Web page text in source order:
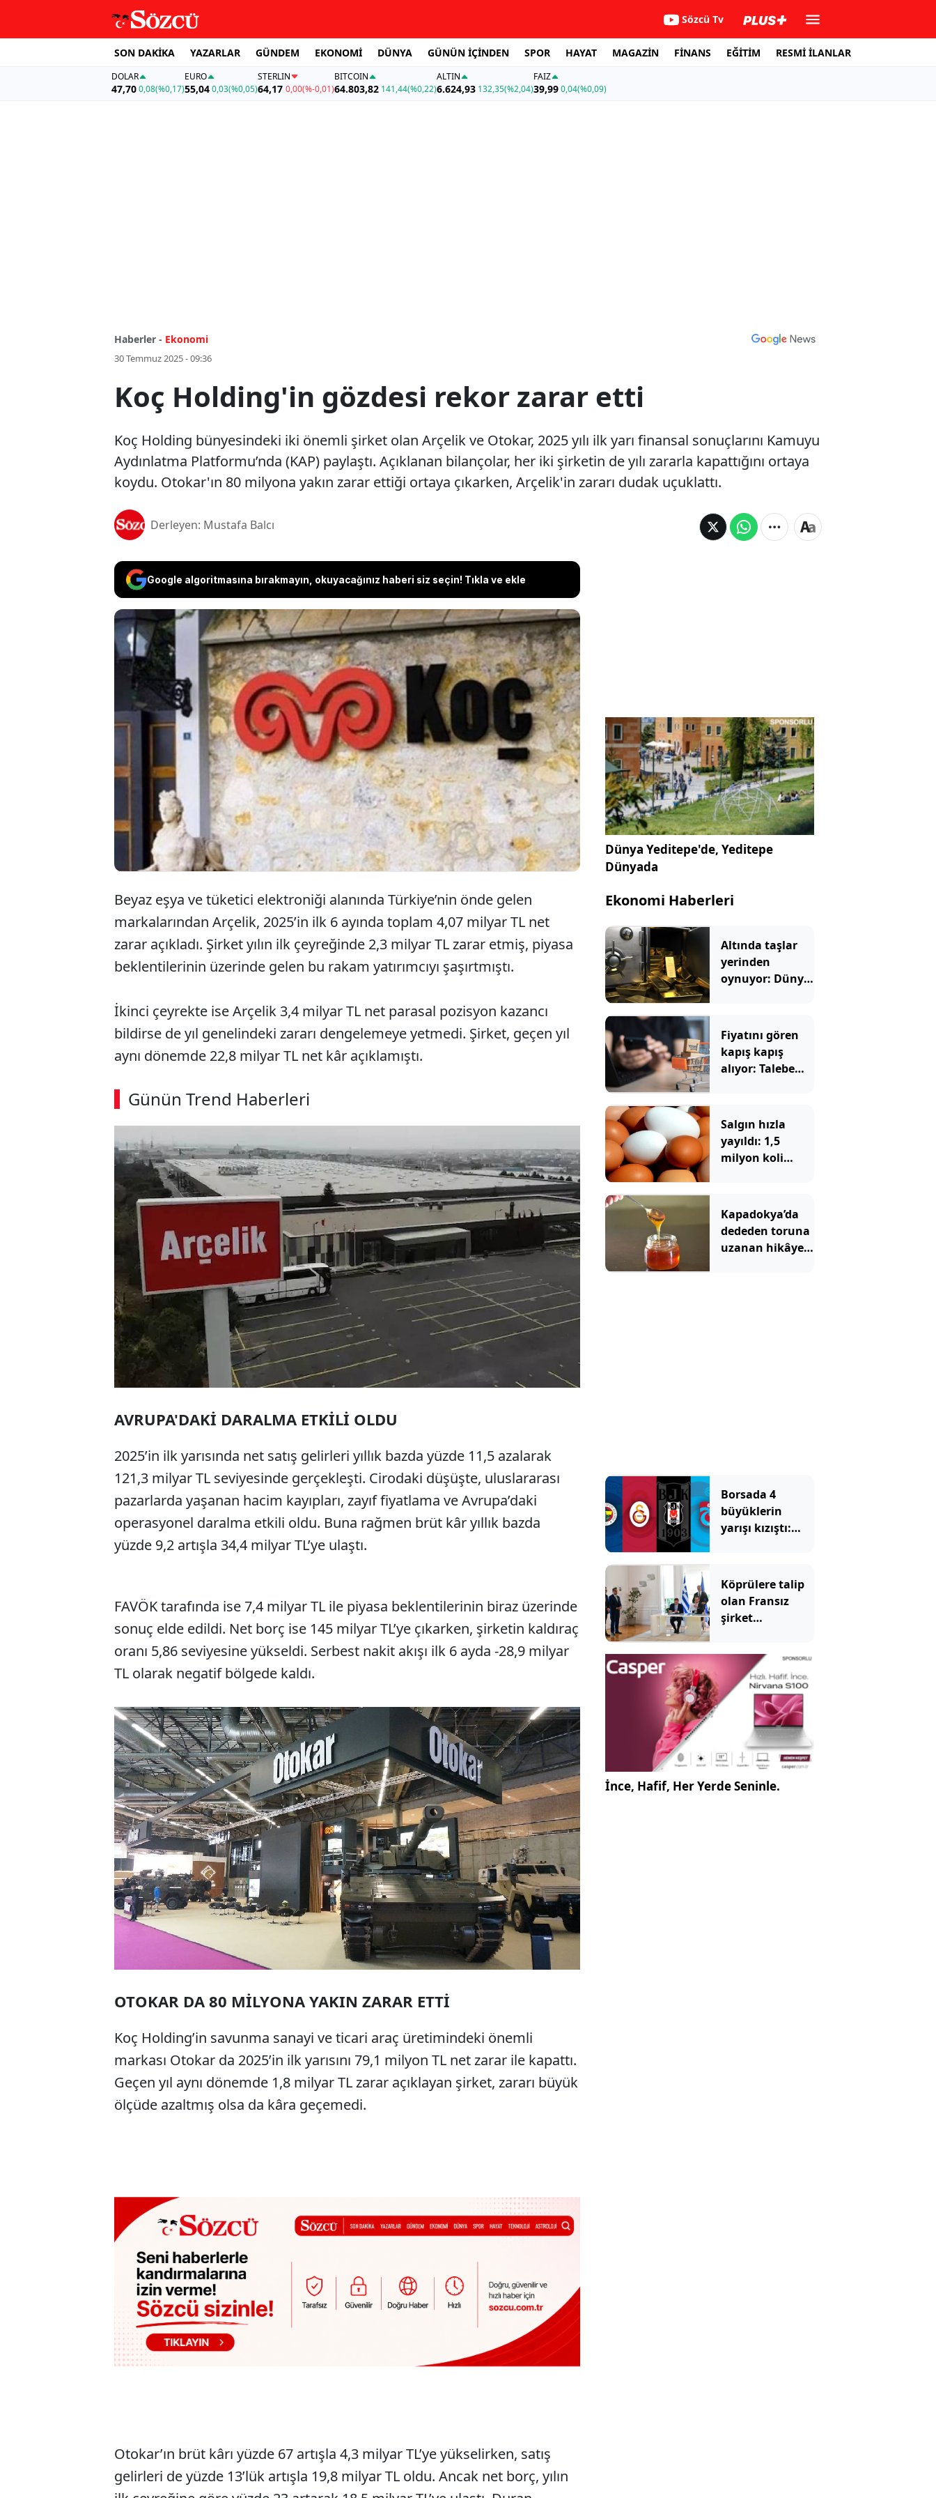
Sözcü Tv
SON DAKİKA YAZARLAR GÜNDEM EKONOMİ DÜNYA GÜNÜN İÇİNDEN SPOR HAYAT MAGAZİN FİNANS EĞİTİM RESMİ İLANLAR
DOLAR
47,700,08(%0,17)
EURO
55,04 0,03(%0,05)
STERLIN
64,17 0,00(%-0,01)
BITCOIN
64.803,82 141,44(%0,22)
ALTIN
6.624,93 132,35(%2,04)
FAİZ
39,990,04(%0,09)
Haberler - Ekonomi
30 Temmuz 2025 - 09:36
Koç Holding'in gözdesi rekor zarar etti
Koç Holding bünyesindeki iki önemli şirket olan Arçelik ve Otokar, 2025 yılı ilk yarı finansal sonuçlarını Kamuyu
Aydınlatma Platformu’nda (KAP) paylaştı. Açıklanan bilançolar, her iki şirketin de yılı zararla kapattığını ortaya
koydu. Otokar'ın 80 milyona yakın zarar ettiği ortaya çıkarken, Arçelik'in zararı dudak uçuklattı.
Derleyen: Mustafa Balcı
Google algoritmasına bırakmayın, okuyacağınız haberi siz seçin! Tıkla ve ekle
Koç Holding bünyesindeki iki önemli şirket olan Arçelik ve Otokar,
2025 yılı ilk yarı finansal sonuçlarını Kamuyu Aydınlatma
Platformu’nda (KAP) paylaştı. Açıklanan bilançolar, her iki şirketin de
yılı zararla kapattığını ortaya koydu. Otokar'ın 80 milyona yakın zarar
ettiği ortaya çıkarken, Arçelik'in zararı dudak uçuklattı.
Beyaz eşya ve tüketici elektroniği alanında Türkiye’nin önde gelen
markalarından Arçelik, 2025’in ilk 6 ayında toplam 4,07 milyar TL net
zarar açıkladı. Şirket yılın ilk çeyreğinde 2,3 milyar TL zarar etmiş, piyasa
beklentilerinin üzerinde gelen bu rakam yatırımcıyı şaşırtmıştı.
İkinci çeyrekte ise Arçelik 3,4 milyar TL net parasal pozisyon kazancı
bildirse de yıl genelindeki zararı dengelemeye yetmedi. Şirket, geçen yıl
aynı dönemde 22,8 milyar TL net kâr açıklamıştı.
Günün Trend Haberleri
AVRUPA'DAKİ DARALMA ETKİLİ OLDU
2025’in ilk yarısında net satış gelirleri yıllık bazda yüzde 11,5 azalarak
121,3 milyar TL seviyesinde gerçekleşti. Cirodaki düşüşte, uluslararası
pazarlarda yaşanan hacim kayıpları, zayıf fiyatlama ve Avrupa’daki
operasyonel daralma etkili oldu. Buna rağmen brüt kâr yıllık bazda
yüzde 9,2 artışla 34,4 milyar TL’ye ulaştı.
FAVÖK tarafında ise 7,4 milyar TL ile piyasa beklentilerinin biraz üzerinde
sonuç elde edildi. Net borç ise 145 milyar TL’ye çıkarken, şirketin kaldıraç
oranı 5,86 seviyesine yükseldi. Serbest nakit akışı ilk 6 ayda -28,9 milyar
TL olarak negatif bölgede kaldı.
OTOKAR DA 80 MİLYONA YAKIN ZARAR ETTİ
Koç Holding’in savunma sanayi ve ticari araç üretimindeki önemli
markası Otokar da 2025’in ilk yarısını 79,1 milyon TL net zarar ile kapattı.
Geçen yıl aynı dönemde 1,8 milyar TL zarar açıklayan şirket, zararı büyük
ölçüde azaltmış olsa da kâra geçemedi.
Otokar’ın brüt kârı yüzde 67 artışla 4,3 milyar TL’ye yükselirken, satış
gelirleri de yüzde 13’lük artışla 19,8 milyar TL oldu. Ancak net borç, yılın
Dünya Yeditepe'de, Yeditepe
Dünyada
Ekonomi Haberleri
Altında taşlar
yerinden
oynuyor: Dünya
hamle
Fiyatını gören
kapış kapış
alıyor: Talebe
Salgın hızla
yayıldı: 1,5
milyon koli
Kapadokya’da
dededen toruna
uzanan hikâye:
Borsada 4
büyüklerin
yarışı kızıştı:
takım Beşiktaş
Köprülere talip
olan Fransız
şirket
elektriğini
döşüyor
İnce, Hafif, Her Yerde Seninle.